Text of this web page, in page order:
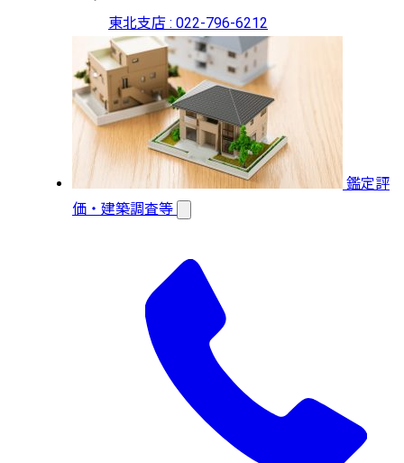
東北支店 : 022-796-6212
鑑定評
価・建築調査等